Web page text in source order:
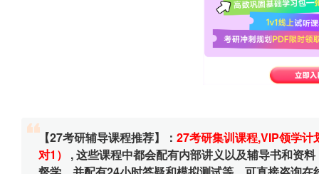
【27考研辅导课程推荐】： 27考研集训课程,VIP领学计
对1）
, 这些课程中都会配有内部讲义以及辅导书和资